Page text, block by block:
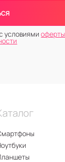
условиямиоферты